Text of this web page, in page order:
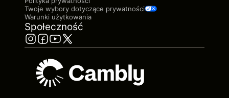
Twoje wybory dotyczące prywatności
Warunki użytkowania
Społeczność